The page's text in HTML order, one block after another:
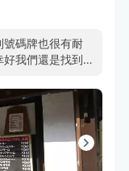
號碼牌也很有耐
我們還是找到